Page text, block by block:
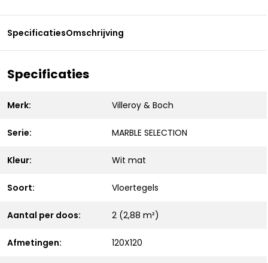
SpecificatiesOmschrijving
Specificaties
Merk: Villeroy & Boch
Serie: MARBLE SELECTION
Kleur: Wit mat
Soort: Vloertegels
Aantal per doos: 2 (2,88 m²)
Afmetingen: 120X120